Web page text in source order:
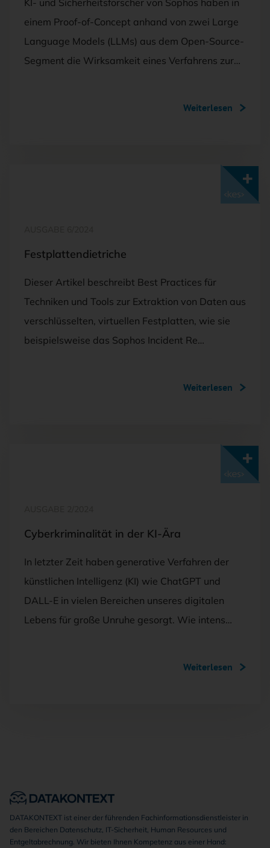
einem Proof-of-Concept anhand von zwei Large
Language Models (LLMs) aus dem Open-Source-
Segment die Wirksamkeit eines Verfahrens zur…
Weiterlesen
Festplattendietriche
Dieser Artikel beschreibt Best Practices für
Techniken und Tools zur Extraktion von Daten aus
verschlüsselten, virtuellen Festplatten, wie sie
beispielsweise das Sophos Incident Re…
Weiterlesen
Cyberkriminalität in der KI-Ära
In letzter Zeit haben generative Verfahren der
künstlichen Intelligenz (KI) wie ChatGPT und
DALL-E in vielen Bereichen unseres digitalen
Lebens für große Unruhe gesorgt. Wie intens…
Weiterlesen
DATAKONTEXT ist einer der führenden Fachinformationsdienstleister in
den Bereichen Datenschutz, IT-Sicherheit, Human Resources und
Entgeltabrechnung. Wir bieten Ihnen Kompetenz aus einer Hand: